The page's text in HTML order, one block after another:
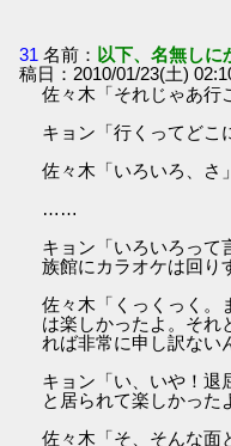
31 名前： 以下、名無しに
稿日：2010/01/23(土)
佐々木「それじゃあ行
キョン「行くってどこ
佐々木「いろいろ、さ」
……
キョン「いろいろって
族館にカラオケは回
佐々木「くっくっく。
は楽しかったよ。それ
れば非常に申し訳な
キョン「い、いや！退
と居られて楽しかった
佐々木「そ、そんな